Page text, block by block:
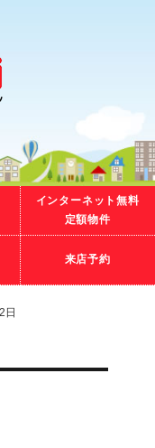
インターネット無料
定額物件
来店予約
日